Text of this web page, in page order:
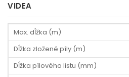
VIDEA
Max. dĺžka (m)
Dĺžka zložené píly (m)
Dĺžka pílového listu (mm)